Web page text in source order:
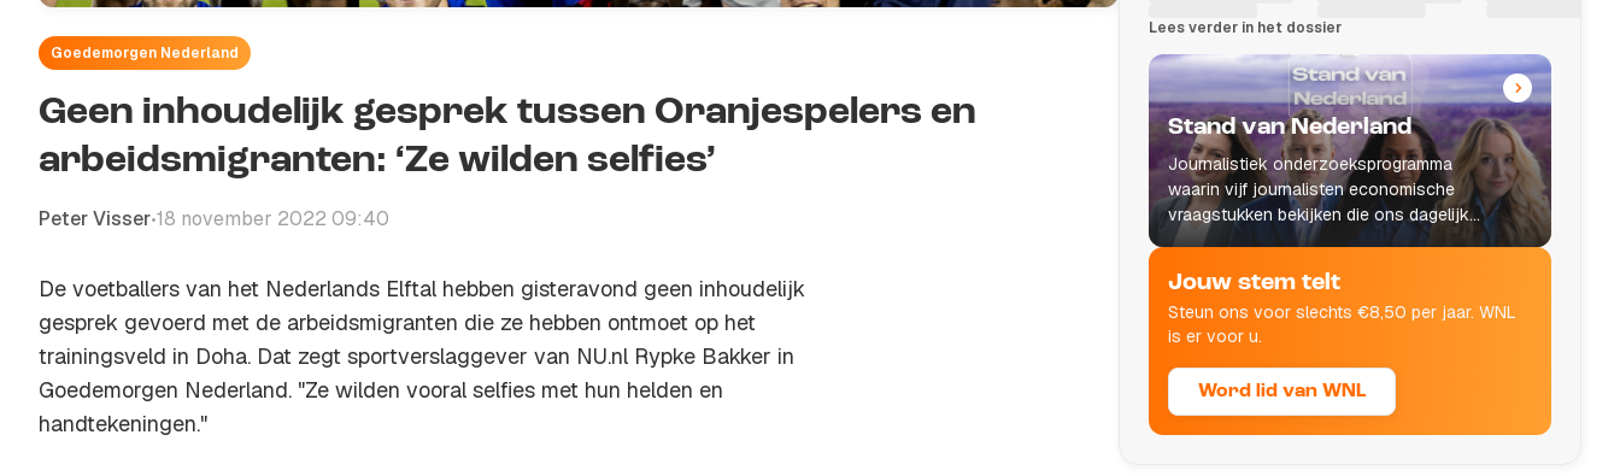
Goedemorgen Nederland
Geen inhoudelijk gesprek tussen Oranjespelers en
arbeidsmigranten: ‘Ze wilden selfies’
Peter Visser•18 november 2022 09:40
De voetballers van het Nederlands Elftal hebben gisteravond geen inhoudelijk
gesprek gevoerd met de arbeidsmigranten die ze hebben ontmoet op het
trainingsveld in Doha. Dat zegt sportverslaggever van NU.nl Rypke Bakker in
Goedemorgen Nederland. "Ze wilden vooral selfies met hun helden en
handtekeningen."
Lees verder in het dossier
Stand van Nederland
Journalistiek onderzoeksprogramma
waarin vijf journalisten economische
vraagstukken bekijken die ons dagelijks
leven raken.
Jouw stem telt
Steun ons voor slechts €8,50 per jaar. WNL
is er voor u.
Word lid van WNL